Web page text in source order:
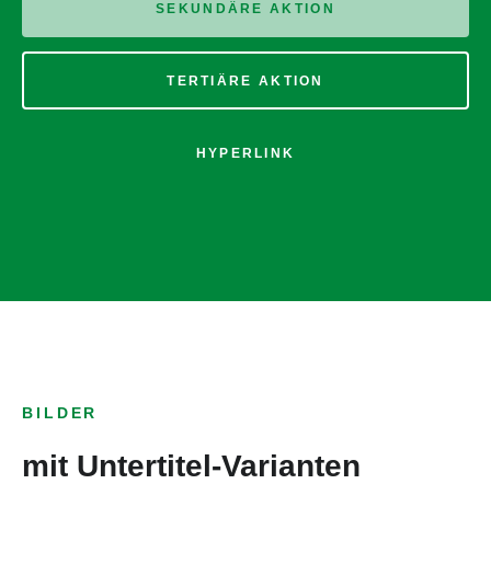
SEKUNDÄRE AKTION
TERTIÄRE AKTION
HYPERLINK
BILDER
mit Untertitel-Varianten